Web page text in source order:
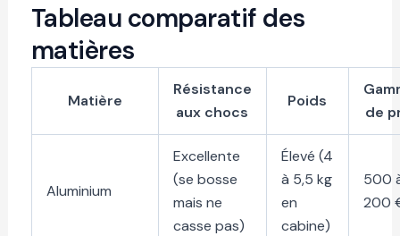
Tableau comparatif des
matières
Matière
Résistance
aux chocs
Poids
de
Aluminium
Excellente
(se bosse
mais ne
casse pas)
Élevé (4
à 5,5 kg
en
cabine)
500
200